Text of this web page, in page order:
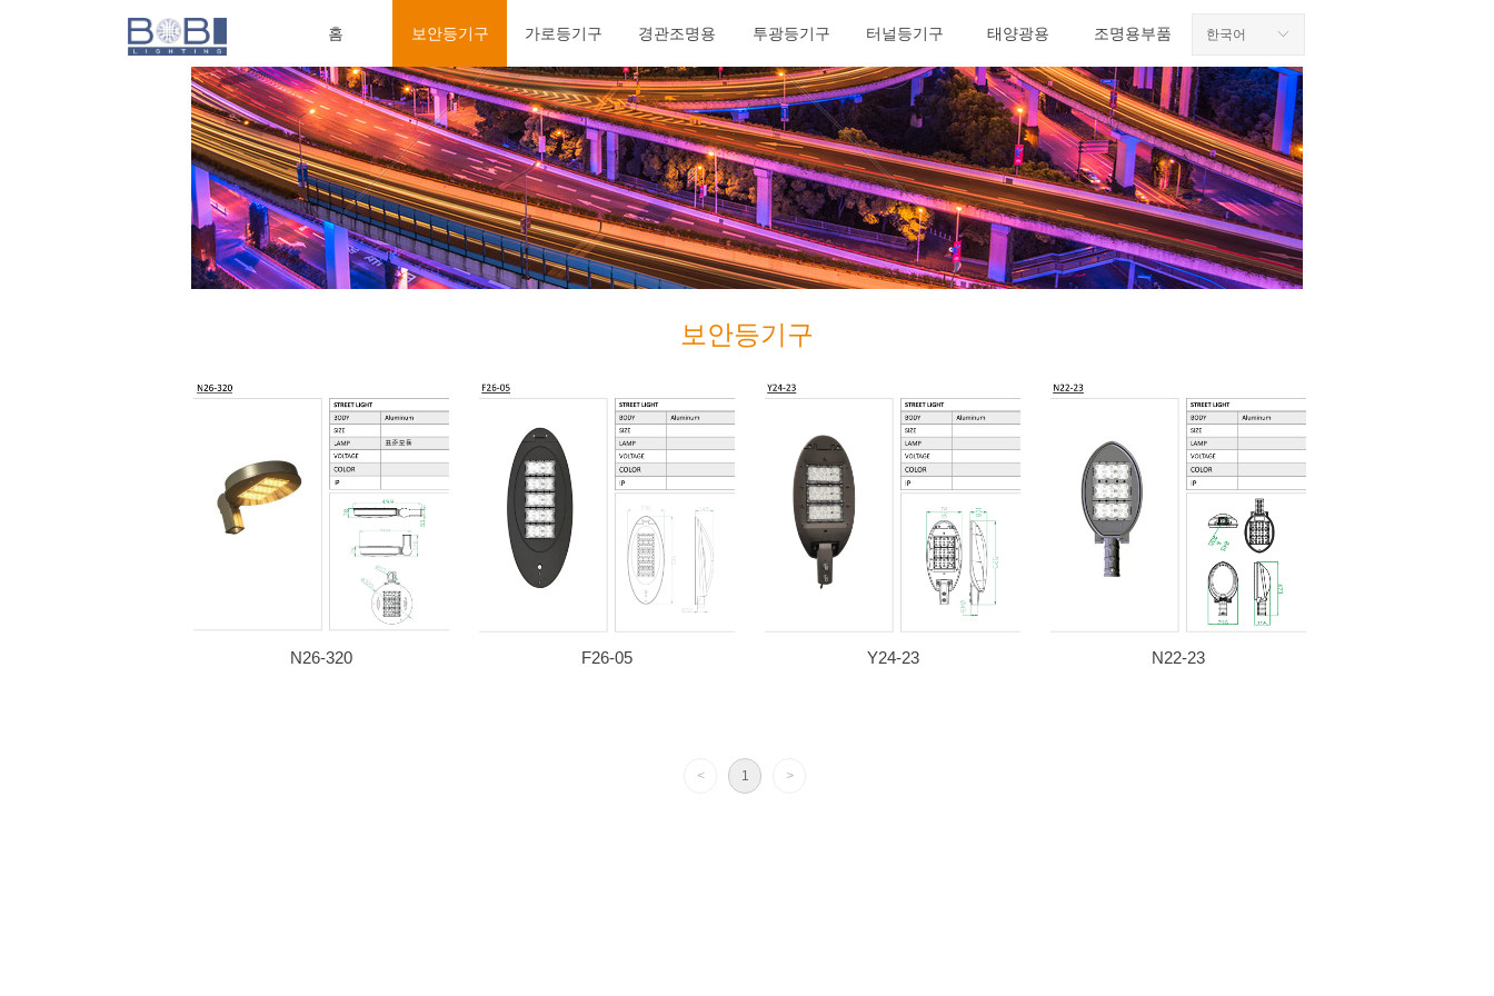
홈
홈
보안등기구
보안등기구
가로등기구
가로등기구
경관조명용
경관조명용
투광등기구
투광등기구
터널등기구
터널등기구
태양광용
태양광용
조명용부품
조명용부품
ꀅ
한국어
보안등기구
N26-320 F26-05 Y24-23 N22-23
< 1 >